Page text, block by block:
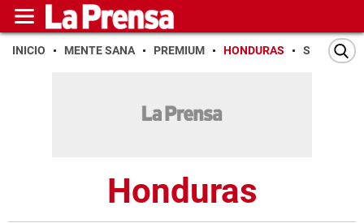
INICIO MENTE SANA PREMIUM HONDURAS SAN PEDRO
Honduras